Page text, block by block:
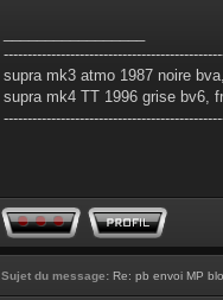
supra mk3 atmo 1987 noire
supra mk4 TT 1996 grise bv6,
Sujet du message: Re: pb envoi MP